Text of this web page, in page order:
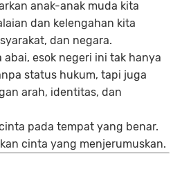
anak-anak muda kita
dan kelengahan kita
dan negara.
abai, esok negeri ini tak hanya
status hukum, tapi juga
arah, identitas, dan
pada tempat yang benar.
cinta yang menjerumuskan.